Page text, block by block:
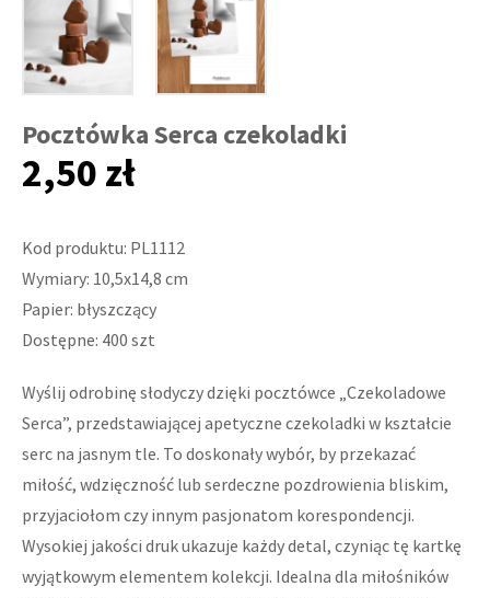
Pocztówka Serca czekoladki
2,50 zł
Kod produktu: PL1112
Wymiary: 10,5x14,8 cm
Papier: błyszczący
Dostępne: 400 szt
Wyślij odrobinę słodyczy dzięki pocztówce „Czekoladowe
Serca”, przedstawiającej apetyczne czekoladki w kształcie
serc na jasnym tle. To doskonały wybór, by przekazać
miłość, wdzięczność lub serdeczne pozdrowienia bliskim,
przyjaciołom czy innym pasjonatom korespondencji.
Wysokiej jakości druk ukazuje każdy detal, czyniąc tę kartkę
wyjątkowym elementem kolekcji. Idealna dla miłośników